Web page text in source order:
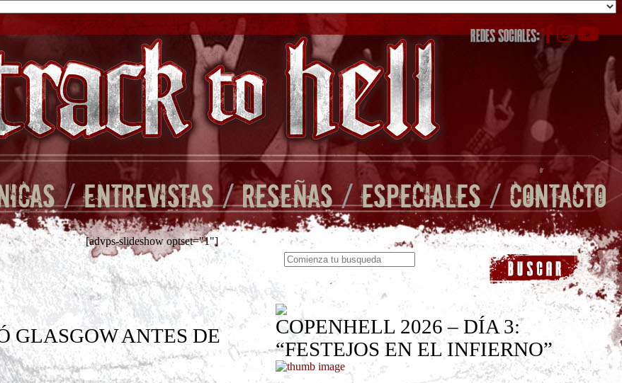
REDES SOCIALES:
/ENTREVISTAS/RESEÑAS/ESPECIALES/CONTACTO
[advps-slideshow optset="1"]
GLASGOW ANTES DE
COPENHELL 2026 – DÍA 3:
“FESTEJOS EN EL INFIERNO”